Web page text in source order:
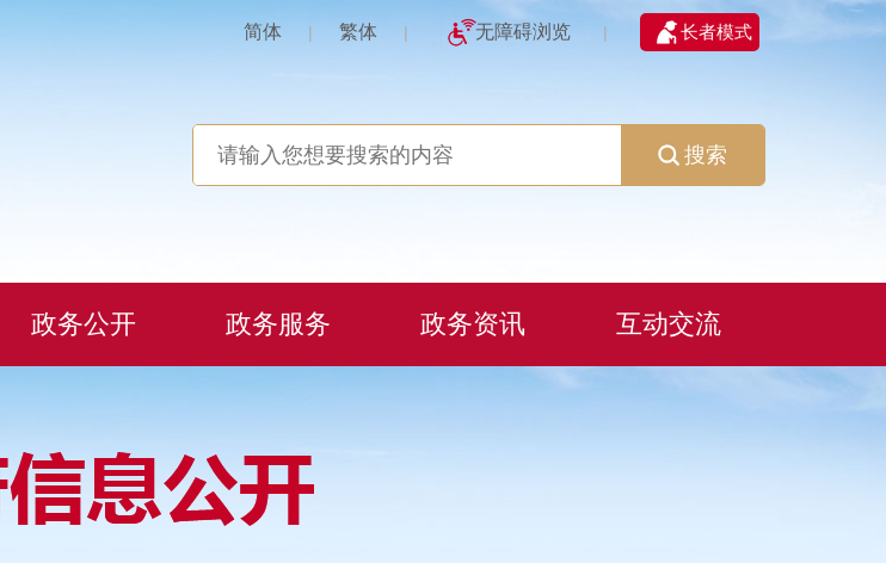
简体 | 繁体 | 无障碍浏览 | 长者模式
搜索
政务公开 政务服务 政务资讯 互动交流